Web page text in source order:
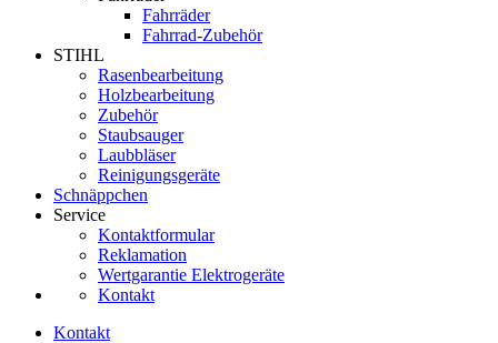
Fahrräder
Fahrrad-Zubehör
STIHL
Rasenbearbeitung
Holzbearbeitung
Zubehör
Staubsauger
Laubbläser
Reinigungsgeräte
Schnäppchen
Service
Kontaktformular
Reklamation
Wertgarantie Elektrogeräte
Kontakt
Kontakt